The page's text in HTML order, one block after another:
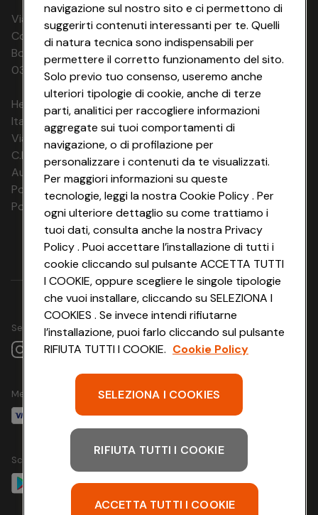
Via Michelino, 59 | 40127 BOLOGNA
Codice Fiscale e Registro Imprese di
Bologna 00865960157 PARTITA IVA
03320960374 CONAD SOC. COOP.
HeyConad Viaggi è un servizio gestito da
Italia Travel Marketing S.r.l.
Via Chiesolina 8 | 37066 Sommacampagna (VR)
C.F. e P.IVA: 03816060234
Aut. Prov Verona n. 4737/10
Polizza Ass. RC n. 177765037
Polizza Ass. Protection n. 6006000083/F
Seguici su
Metodo di pagamento
Scarica l'app
navigazione sul nostro sito e ci permettono di
suggerirti contenuti interessanti per te. Quelli
di natura tecnica sono indispensabili per
permettere il corretto funzionamento del sito.
Solo previo tuo consenso, useremo anche
ulteriori tipologie di cookie, anche di terze
parti, analitici per raccogliere informazioni
aggregate sui tuoi comportamenti di
navigazione, o di profilazione per
personalizzare i contenuti da te visualizzati.
Per maggiori informazioni su queste
tecnologie, leggi la nostra Cookie Policy . Per
ogni ulteriore dettaglio su come trattiamo i
tuoi dati, consulta anche la nostra Privacy
Policy . Puoi accettare l’installazione di tutti i
cookie cliccando sul pulsante ACCETTA TUTTI
I COOKIE, oppure scegliere le singole tipologie
che vuoi installare, cliccando su SELEZIONA I
COOKIES . Se invece intendi rifiutarne
l’installazione, puoi farlo cliccando sul pulsante
RIFIUTA TUTTI I COOKIE. Cookie Policy
SELEZIONA I COOKIES
RIFIUTA TUTTI I COOKIE
ACCETTA TUTTI I COOKIE